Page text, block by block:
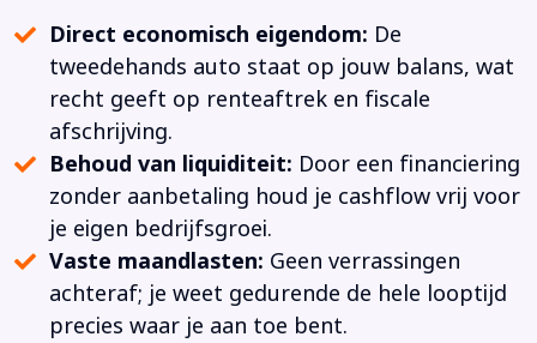
Direct economisch eigendom: De
tweedehands auto staat op jouw balans, wat
recht geeft op renteaftrek en fiscale
afschrijving.
Behoud van liquiditeit: Door een financiering
zonder aanbetaling houd je cashflow vrij voor
je eigen bedrijfsgroei.
Vaste maandlasten: Geen verrassingen
achteraf; je weet gedurende de hele looptijd
precies waar je aan toe bent.